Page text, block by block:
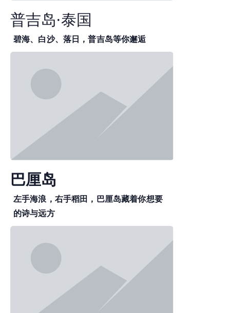
普吉岛·泰国
碧海、白沙、落日，普吉岛等你邂逅
巴厘岛
左手海浪，右手稻田，巴厘岛藏着你想要
的诗与远方